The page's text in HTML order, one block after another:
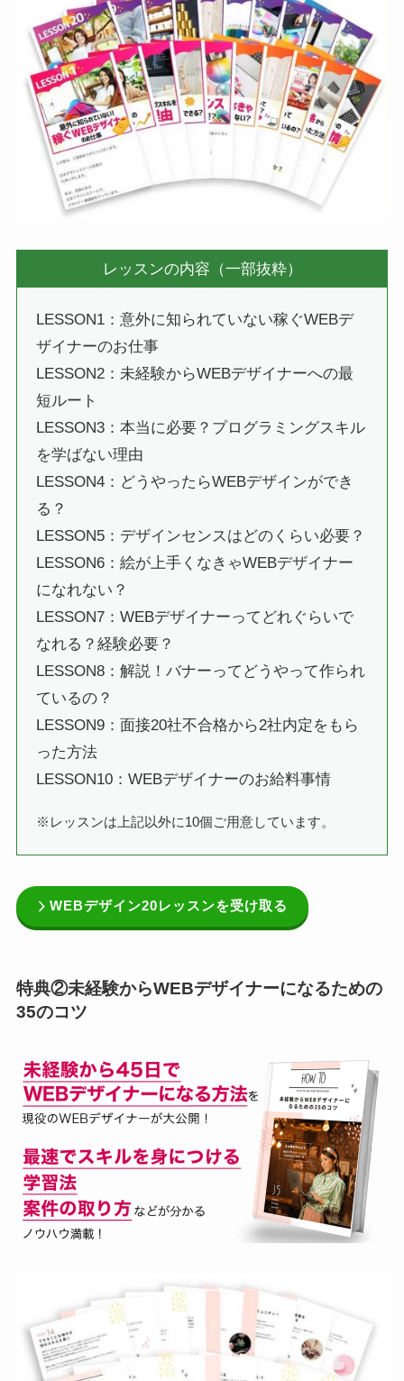
レッスンの内容（一部抜粋）
LESSON1：意外に知られていない稼ぐWEBデ
ザイナーのお仕事
LESSON2：未経験からWEBデザイナーへの最
短ルート
LESSON3：本当に必要？プログラミングスキル
を学ばない理由
LESSON4：どうやったらWEBデザインができ
る？
LESSON5：デザインセンスはどのくらい必要？
LESSON6：絵が上手くなきゃWEBデザイナー
になれない？
LESSON7：WEBデザイナーってどれぐらいで
なれる？経験必要？
LESSON8：解説！バナーってどうやって作られ
ているの？
LESSON9：面接20社不合格から2社内定をもら
った方法
LESSON10：WEBデザイナーのお給料事情
※レッスンは上記以外に10個ご用意しています。
WEBデザイン20レッスンを受け取る
特典②未経験からWEBデザイナーになるための
35のコツ